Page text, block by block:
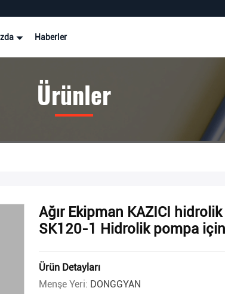
Haberler
Ürünler
Ağır Ekipman KAZICI
SK120-1 Hidrolik pompa için
Ürün Detayları
Menşe Yeri: DONGGYAN